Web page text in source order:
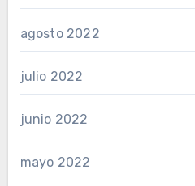
agosto 2022
julio 2022
junio 2022
mayo 2022